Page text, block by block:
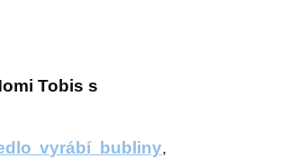
Tobis s
vyrábí bubliny,